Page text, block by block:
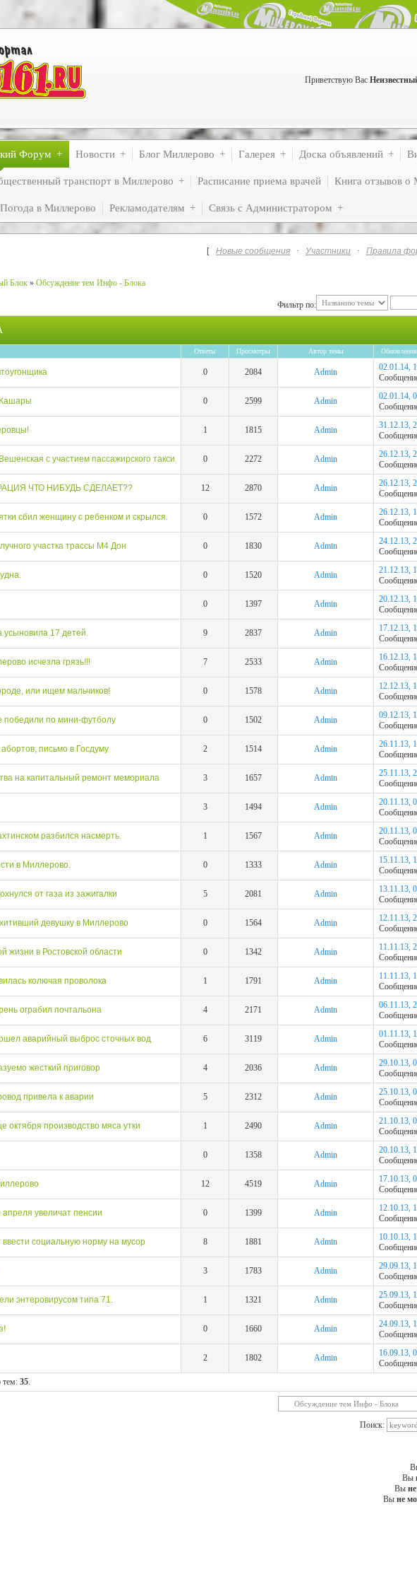
Приветствую Вас
Форум Новости Блог Миллерово Галерея Доска объявлений
транспорт в Миллерово Расписание приема врачей Книга отзывов о
Погода в Миллерово Рекламодателям Связь с Администратором
[ Новые сообщения · Участники · Правила
Блок » Обсуждение тем Инфо - Блока
Фильтр по:
Ответы Просмотры Автор темы Обновления
0 2084 Admin
02.01.14,
0 2599 Admin
02.01.14,
1 1815 Admin
31.12.13,
с участием пассажирского такси 0 2272 Admin
26.12.13,
ЧТО НИБУДЬ СДЕЛАЕТ?? 12 2870 Admin
26.12.13,
сбил женщину с ребенком и скрылся. 0 1572 Admin
26.12.13,
участка трассы М4 Дон 0 1830 Admin
24.12.13,
0 1520 Admin
21.12.13,
0 1397 Admin
20.12.13,
усыновила 17 детей. 9 2837 Admin
17.12.13,
исчезла грязь!!! 7 2533 Admin
16.12.13,
или ищем мальчиков! 0 1578 Admin
12.12.13,
победили по мини-футболу 0 1502 Admin
09.12.13,
письмо в Госдуму 2 1514 Admin
26.11.13,
на капитальный ремонт мемориала 3 1657 Admin
25.11.13,
3 1494 Admin
20.11.13,
разбился насмерть. 1 1567 Admin
20.11.13,
в Миллерово. 0 1333 Admin
15.11.13,
от газа из зажигалки 5 2081 Admin
13.11.13,
девушку в Миллерово 0 1564 Admin
12.11.13,
жизни в Ростовской области 0 1342 Admin
11.11.13,
колючая проволока 1 1791 Admin
11.11.13,
ограбил почтальона 4 2171 Admin
06.11.13,
аварийный выброс сточных вод 6 3119 Admin
01.11.13,
жесткий приговор 4 2036 Admin
29.10.13,
привела к аварии 5 2312 Admin
25.10.13,
октября производство мяса утки 1 2490 Admin
21.10.13,
0 1358 Admin
20.10.13,
12 4519 Admin
17.10.13,
апреля увеличат пенсии 0 1399 Admin
12.10.13,
ввести социальную норму на мусор 8 1881 Admin
10.10.13,
3 1783 Admin
29.09.13,
энтеровирусом типа 71. 1 1321 Admin
25.09.13,
0 1660 Admin
24.09.13,
2 1802 Admin
16.09.13,
тем: 35.
Поиск:
Вы
Вы
Вы не